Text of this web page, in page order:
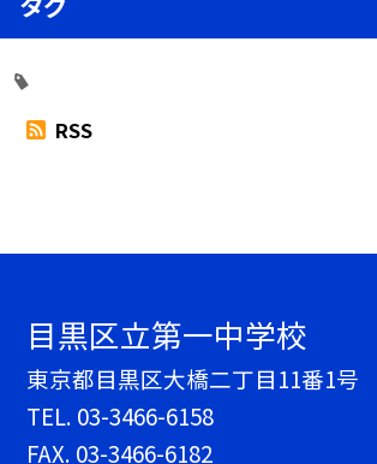
RSS
目黒区立第一中学校
東京都目黒区大橋二丁目11番1号
TEL. 03-3466-6158
FAX. 03-3466-6182